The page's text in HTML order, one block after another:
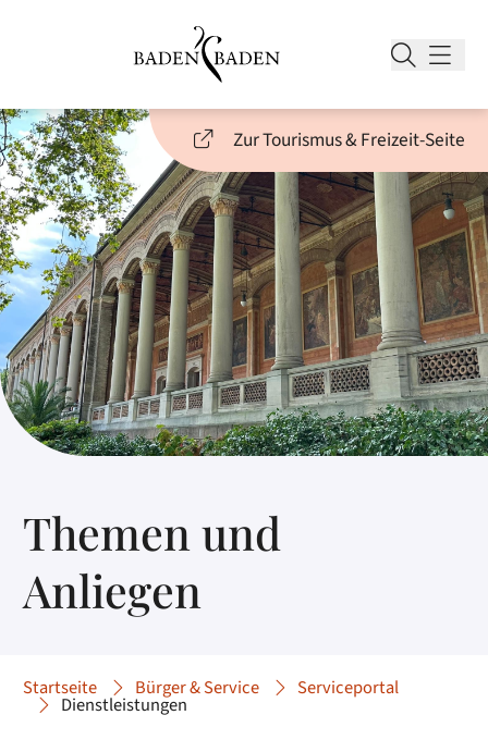
Zur Tourismus & Freizeit-Seite
Themen und
Anliegen
Startseite Bürger & Service Serviceportal
Dienstleistungen